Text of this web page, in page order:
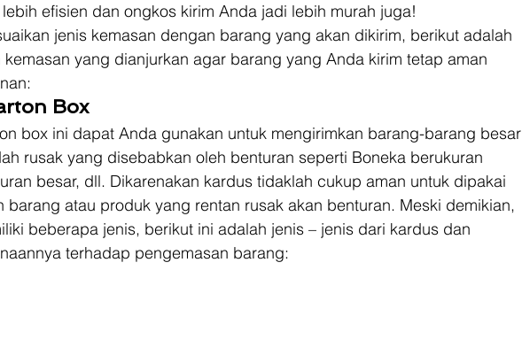
efisien dan ongkos kirim Anda jadi lebih murah juga!
jenis kemasan dengan barang yang akan dikirim, berikut adalah
yang dianjurkan agar barang yang Anda kirim tetap aman
Box
box ini dapat Anda gunakan untuk mengirimkan barang-barang besar
rusak yang disebabkan oleh benturan seperti Boneka berukuran
besar, dll. Dikarenakan kardus tidaklah cukup aman untuk dipakai
barang atau produk yang rentan rusak akan benturan. Meski demikian,
beberapa jenis, berikut ini adalah jenis – jenis dari kardus dan
terhadap pengemasan barang: